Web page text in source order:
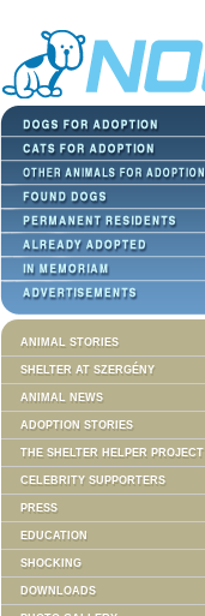
ANIMAL STORIES
SHELTER AT SZERGÉNY
ANIMAL NEWS
ADOPTION STORIES
THE SHELTER HELPER PROJECT
CELEBRITY SUPPORTERS
PRESS
EDUCATION
SHOCKING
DOWNLOADS